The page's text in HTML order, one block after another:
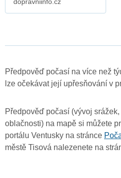
dopravniinfo.cz
Předpověď počasí na více než
lze očekávat její upřesňování v
Předpověď počasí (vývoj
oblačnosti) na mapě si můžete
portálu Ventusky na stránce
městě Tisová nalezenete na